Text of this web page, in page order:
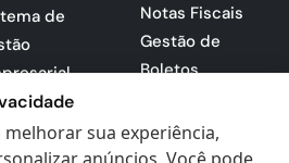
de
para
de
Notas Fiscais
Gestão de
Boletos
sua experiência,